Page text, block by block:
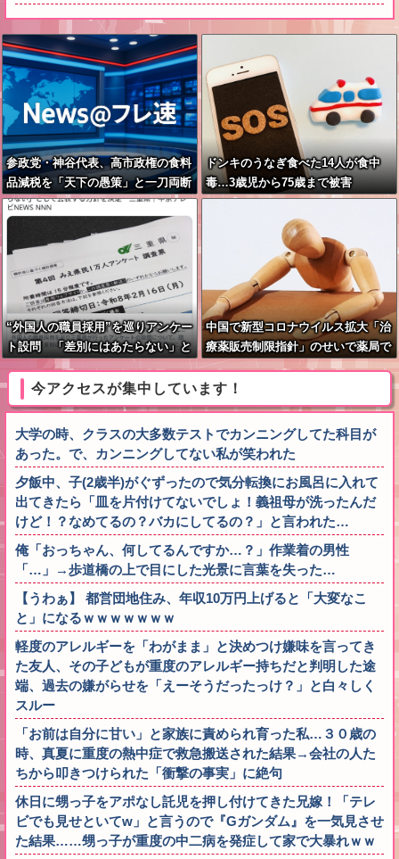
参政党・神谷代表、高市政権の食料
品減税を「天下の愚策」と一刀両断
ドンキのうなぎ食べた14人が食中
毒…3歳児から75歳まで被害
“外国人の職員採用”を巡りアンケー
ト設問 「差別にはあたらない」と
して公表する方針を決定 三重県
中国で新型コロナウイルス拡大「治
療薬販売制限指針」のせいで薬局で
買えず
今アクセスが集中しています！
大学の時、クラスの大多数テストでカンニングしてた科目が
あった。で、カンニングしてない私が笑われた
夕飯中、子(2歳半)がぐずったので気分転換にお風呂に入れて
出てきたら「皿を片付けてないでしょ！義祖母が洗ったんだ
けど！？なめてるの？バカにしてるの？」と言われた…
俺「おっちゃん、何してるんですか…？」作業着の男性
「…」→歩道橋の上で目にした光景に言葉を失った…
【うわぁ】 都営団地住み、年収10万円上げると「大変なこ
と」になるｗｗｗｗｗｗｗ
軽度のアレルギーを「わがまま」と決めつけ嫌味を言ってき
た友人、その子どもが重度のアレルギー持ちだと判明した途
端、過去の嫌がらせを「えーそうだったっけ？」と白々しく
スルー
「お前は自分に甘い」と家族に責められ育った私…３０歳の
時、真夏に重度の熱中症で救急搬送された結果→会社の人た
ちから叩きつけられた「衝撃の事実」に絶句
休日に甥っ子をアポなし託児を押し付けてきた兄嫁！「テレ
ビでも見せといてw」と言うので『Gガンダム』を一気見させ
た結果……甥っ子が重度の中二病を発症して家で大暴れｗｗ